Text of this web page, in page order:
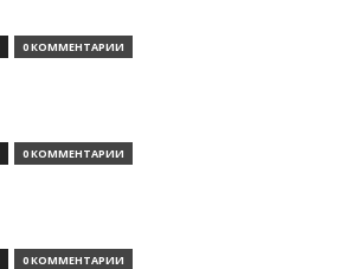
0 КОММЕНТАРИИ
0 КОММЕНТАРИИ
0 КОММЕНТАРИИ